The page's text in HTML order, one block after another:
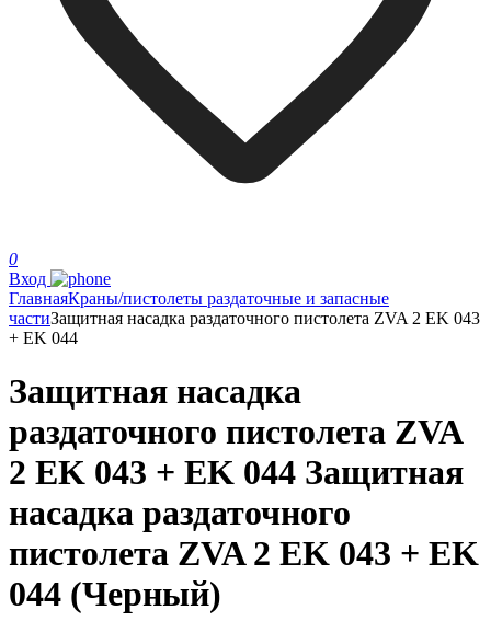
0
Вход
ГлавнаяКраны/пистолеты раздаточные и запасные
частиЗащитная насадка раздаточного пистолета ZVA 2 EK 043
+ EK 044
Защитная насадка
раздаточного пистолета ZVA
2 EK 043 + EK 044 Защитная
насадка раздаточного
пистолета ZVA 2 EK 043 + EK
044 (Черный)